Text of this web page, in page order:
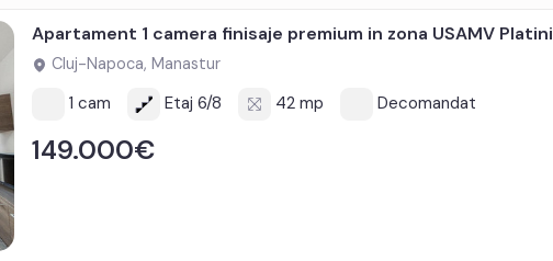
Apartament 1 camera finisaje premium in zona USAMV
Cluj-Napoca, Manastur
1 cam Etaj 6/8 42 mp Decomandat
149.000€